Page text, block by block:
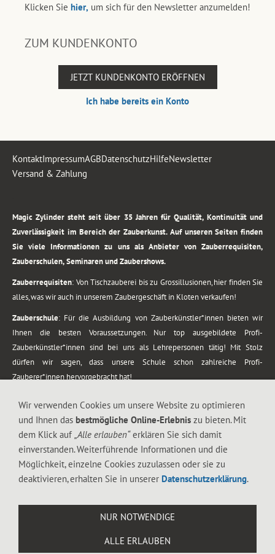
Klicken Sie hier, um sich für den Newsletter anzumelden!
ZUM KUNDENKONTO
JETZT KUNDENKONTO ERÖFFNEN
Ich habe bereits ein Konto
KontaktImpressumAGBDatenschutzHilfeNewsletter
Versand & Zahlung
Magic Zylinder steht seit über 35 Jahren für Qualität, Kontinuität und
Zuverlässigkeit im Bereich der Zauberkunst. Auf unseren Seiten finden
Sie viele Informationen zu uns als Anbieter von Zauberrequisiten,
Zauberschulen, Seminaren und Zaubershows.
Zauberrequisiten: Von Tischzauberei bis zu Grossillusionen, hier finden Sie
alles, was wir auch in unserem Zaubergeschäft in Kloten verkaufen!
Zauberschule: Für die Ausbildung von Zauberkünstler*innen bieten wir
Ihnen die besten Voraussetzungen. Nur top ausgebildete Profi-
Zauberkünstler*innen sind bei uns als Lehrepersonen tätig! Mit Stolz
dürfen wir sagen, dass unsere Schule schon zahlreiche Profi-
Zauberer*innen hervorgebracht hat!
vom Kinderprogramm bis zur Tischzauberei. Lassen Sie sich faszinieren von
meiner Zauber-Sprech-Show, angerührt mit sprachlichen Sequenzen,
gewürzt mit Gags und visuellen Illusionen wie Kaninchen, Vasen, Seilen,
Flughafenstrasse 4, 8302 Kloten
Wir verwenden Cookies um unsere Website zu optimieren
und Ihnen das bestmögliche Online-Erlebnis zu bieten. Mit
dem Klick auf „Alle erlauben“erklären Sie sich damit
einverstanden. Weiterführende Informationen und die
Möglichkeit, einzelne Cookies zuzulassen oder sie zu
deaktivieren, erhalten Sie in unserer Datenschutzerklärung.
NUR NOTWENDIGE
ALLE ERLAUBEN